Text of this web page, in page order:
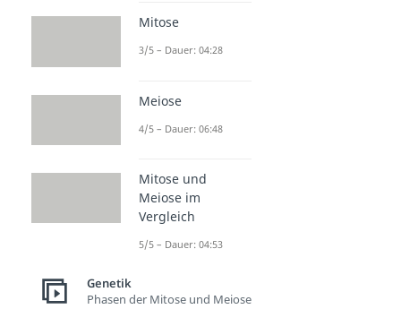
Mitose
3/5 – Dauer: 04:28
Meiose
4/5 – Dauer: 06:48
Mitose und
Meiose im
Vergleich
5/5 – Dauer: 04:53
Genetik
Phasen der Mitose und Meiose